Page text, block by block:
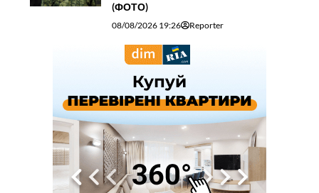
(ФОТО)
08/08/2026 19:26 Reporter